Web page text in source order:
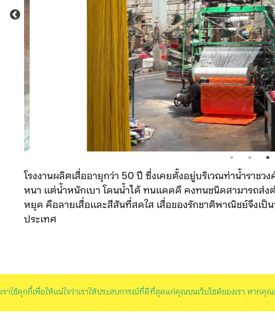
โรงงานผลิตเสื่ออายุกว่า 50 ปี ซึ่งเคยตั้งอยู่บริเวณท่าน้ำราช
หนา แต่น้ำหนักเบา โดนน้ำได้ ทนแดดดี คงทนชนิดสามารถส่ง
หยุด คือลายเสื่อและสีสันที่สดใส เสื่อของรักชาติพาณิชย์จึงเป็
ประเทศ
เราใช้คุกกี้เพื่อให้แน่ใจว่าเราให้ประสบการณ์ที่ดีที่สุดแก่คุณบนเว็บไซต์ของเรา หากคุ